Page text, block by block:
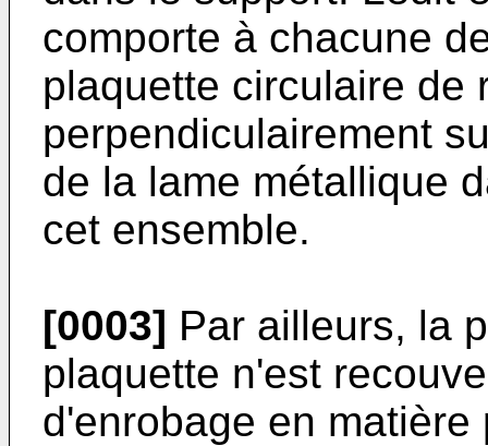
comporte à chacune
plaquette circulaire de
perpendiculairement
de la lame métallique
cet ensemble.
[0003] Par ailleurs, la
plaquette n'est
d'enrobage en matière